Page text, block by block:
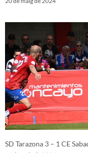
SD Tarazona 3 – 1 CE